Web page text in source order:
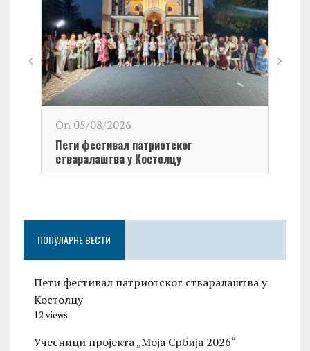
On 05/08/2026
Пети фестивал патриотског
стваралаштва у Костолцу
ПОПУЛАРНЕ ВЕСТИ
Пети фестивал патриотског стваралаштва у
Костолцу
12 views
Учесници пројекта „Моја Србија 2026“